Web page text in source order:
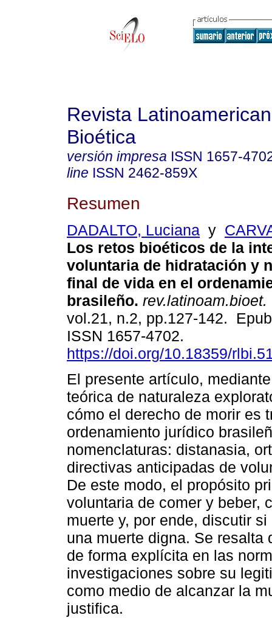
Revista
Bioética
versión impresa ISSN 1657-
line ISSN 2462-859X
Resumen
DADALTO, Luciana y
Los retos bioéticos de la
voluntaria de hidratación y
final de vida en el
brasileño. rev.latinoam.bioet.
vol.21, n.2, pp.127-142.
ISSN 1657-4702.
https://doi.org/10.18359/
El presente artículo,
teórica de naturaleza
cómo el derecho de morir es
ordenamiento jurídico
nomenclaturas: distanasia,
directivas anticipadas de
De este modo, el propósito
voluntaria de comer y beber,
muerte y, por ende, discutir
una muerte digna. Se resalta
de forma explícita en las
investigaciones sobre su
como medio de alcanzar la
justifica.